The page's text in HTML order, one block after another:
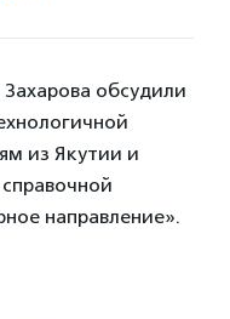
обсудили
из Якутии и
направление».